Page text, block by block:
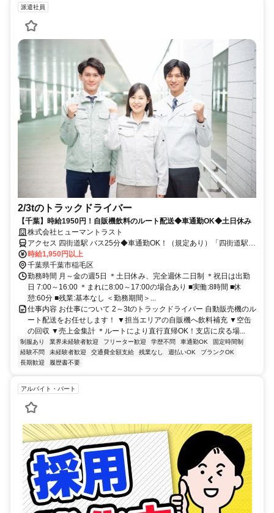
派遣社員
2/3tのトラックドライバー
【千葉】時給1950円！自販機飲料のルート配送◆車通勤OK◆土日休み
株式会社ヒューマントラスト
アクセス 四街道駅 バス25分◆車通勤OK！（規定あり）「四街道駅」
からバス代の支給もあり！
時給1,950円以上
千葉県千葉市稲毛区
勤務時間 月～金の週5日 ＊土日休み、完全週休二日制 ＊祝日は出勤
日 7:00～16:00 ＊まれに8:00～17:00の場合あり ■実働:8時間 ■休
憩:60分 ■残業:基本なし ＜勤務期間＞...
仕事内容 お仕事について 2～3tのトラックドライバー 自動販売機のル
ート配送をお任せします！ ▼担当エリアの自販機へ飲料補充 ▼空缶
の回収 ▼売上金集計 ＊ルートにより直行直帰OK！支店に戻る場...
制服あり 業界未経験者歓迎 フリーター歓迎 学歴不問 車通勤OK
固定時間制
経験不問
未経験者歓迎 交通費全額支給 残業なし 週払いOK
ブランクOK
長期歓迎
履歴書不要
アルバイト・パート